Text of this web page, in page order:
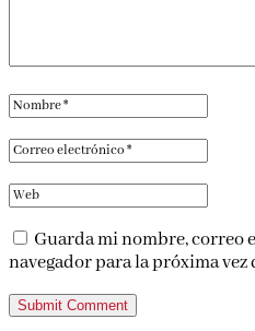
Guarda mi nombre, correo
navegador para la próxima vez
Submit Comment